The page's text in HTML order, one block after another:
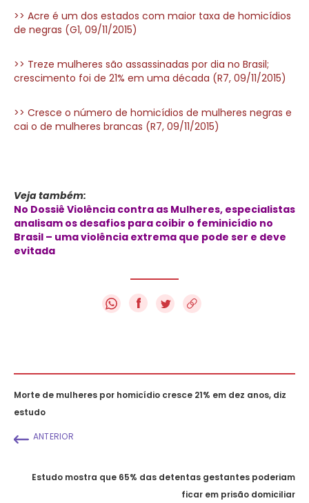
>> Acre é um dos estados com maior taxa de homicídios
de negras (G1, 09/11/2015)
>> Treze mulheres são assassinadas por dia no Brasil;
crescimento foi de 21% em uma década (R7, 09/11/2015)
>> Cresce o número de homicídios de mulheres negras e
cai o de mulheres brancas (R7, 09/11/2015)
Veja também:
No Dossiê Violência contra as Mulheres, especialistas
analisam os desafios para coibir o feminicídio no
Brasil – uma violência extrema que pode ser e deve
evitada
f
Morte de mulheres por homicídio cresce 21% em dez anos, diz
estudo
ANTERIOR
Estudo mostra que 65% das detentas gestantes poderiam
ficar em prisão domiciliar